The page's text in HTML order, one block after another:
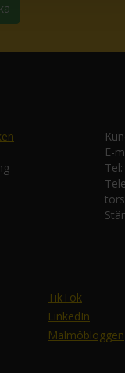
E-
Tel:
TikTok
LinkedIn
Malmöbloggen